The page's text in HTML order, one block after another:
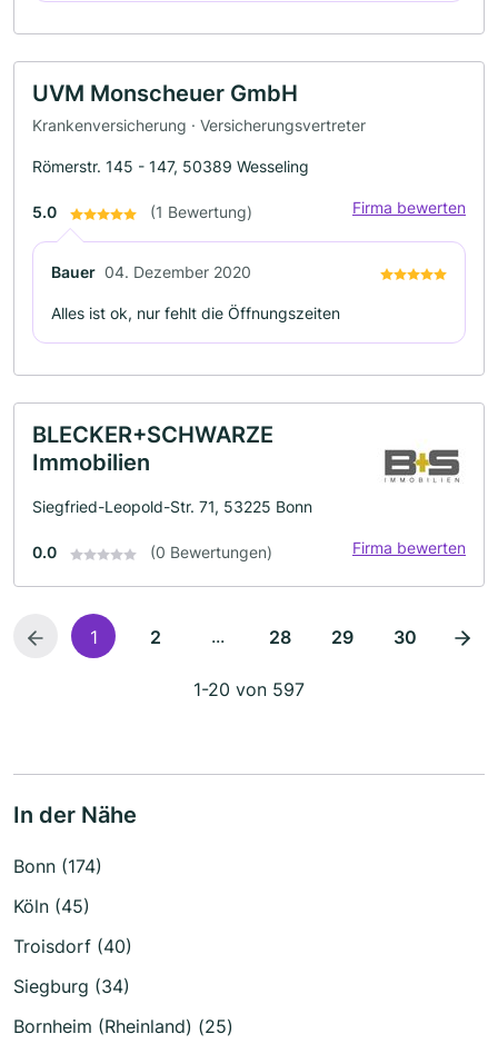
UVM Monscheuer GmbH
Krankenversicherung · Versicherungsvertreter
Römerstr. 145 - 147, 50389 Wesseling
5.0 (1 Bewertung) Firma bewerten
Bauer 04. Dezember 2020
Alles ist ok, nur fehlt die Öffnungszeiten
BLECKER+SCHWARZE
Immobilien
Siegfried-Leopold-Str. 71, 53225 Bonn
0.0 (0 Bewertungen) Firma bewerten
1 2 ... 28 29 30
1-20 von 597
In der Nähe
Bonn (174)
Köln (45)
Troisdorf (40)
Siegburg (34)
Bornheim (Rheinland) (25)